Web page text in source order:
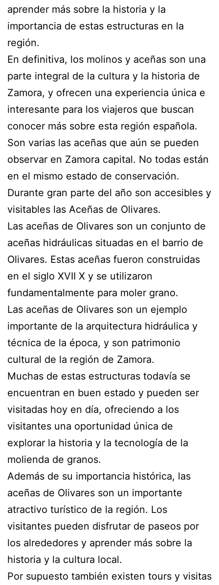
aprender más sobre la historia y la
importancia de estas estructuras en la
región.
En definitiva, los molinos y aceñas son una
parte integral de la cultura y la historia de
Zamora, y ofrecen una experiencia única e
interesante para los viajeros que buscan
conocer más sobre esta región española.
Son varias las aceñas que aún se pueden
observar en Zamora capital. No todas están
en el mismo estado de conservación.
Durante gran parte del año son accesibles y
visitables las Aceñas de Olivares.
Las aceñas de Olivares son un conjunto de
aceñas hidráulicas situadas en el barrio de
Olivares. Estas aceñas fueron construidas
en el siglo XVII X y se utilizaron
fundamentalmente para moler grano.
Las aceñas de Olivares son un ejemplo
importante de la arquitectura hidráulica y
técnica de la época, y son patrimonio
cultural de la región de Zamora.
Muchas de estas estructuras todavía se
encuentran en buen estado y pueden ser
visitadas hoy en día, ofreciendo a los
visitantes una oportunidad única de
explorar la historia y la tecnología de la
molienda de granos.
Además de su importancia histórica, las
aceñas de Olivares son un importante
atractivo turístico de la región. Los
visitantes pueden disfrutar de paseos por
los alrededores y aprender más sobre la
historia y la cultura local.
Por supuesto también existen tours y visitas